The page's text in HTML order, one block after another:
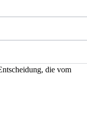
die vom